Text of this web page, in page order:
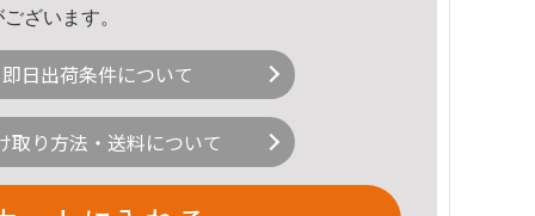
ざいます。
即日出荷条件について
取り方法・送料について